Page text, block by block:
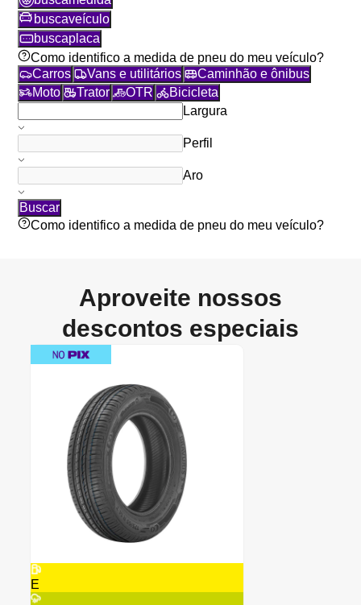
buscaveículo
buscaplaca
Como identifico a medida de pneu do meu veículo?
Carros
Vans e utilitários
Caminhão e ônibus
Moto
Trator OTR
Bicicleta
Largura
Perfil
Aro
Buscar
Como identifico a medida de pneu do meu veículo?
Aproveite nossos
descontos especiais
E